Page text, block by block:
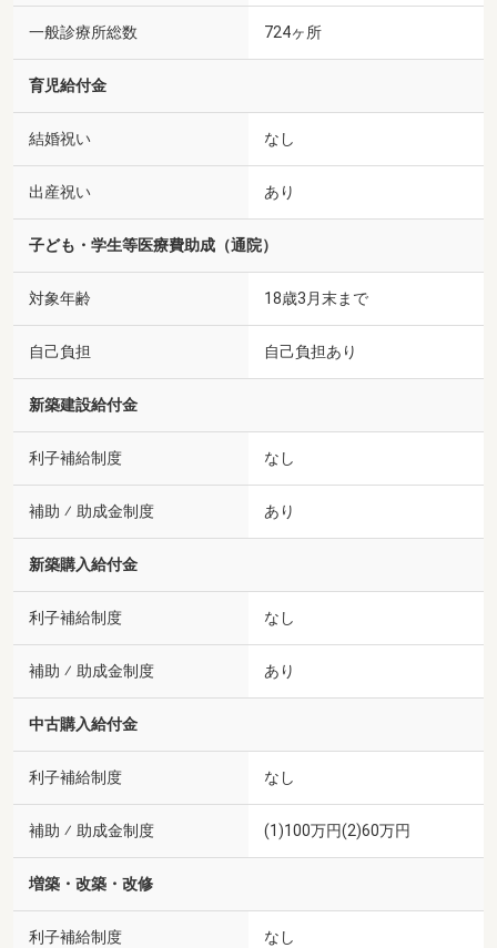
一般診療所総数 724ヶ所
育児給付金
結婚祝い なし
出産祝い あり
子ども・学生等医療費助成（通院）
対象年齢 18歳3月末まで
自己負担 自己負担あり
新築建設給付金
利子補給制度 なし
補助 ⁄ 助成金制度 あり
新築購入給付金
利子補給制度 なし
補助 ⁄ 助成金制度 あり
中古購入給付金
利子補給制度 なし
補助 ⁄ 助成金制度 (1)100万円(2)60万円
増築・改築・改修
利子補給制度 なし